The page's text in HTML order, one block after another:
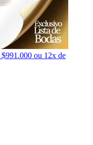
$991.000 ou 12x de